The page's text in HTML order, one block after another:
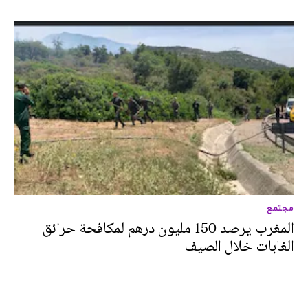
مجتمع
المغرب يرصد 150 مليون درهم لمكافحة حرائق
الغابات خلال الصيف